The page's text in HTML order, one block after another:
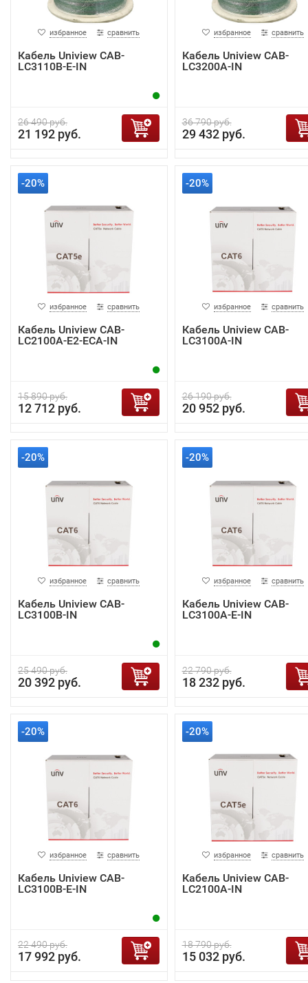
избранное сравнить
Кабель Uniview CAB-
LC3110B-E-IN
26 490 руб.
21 192 руб.
избранное сравнить
Кабель Uniview CAB-
LC3200A-IN
36 790 руб.
29 432 руб.
-20%
избранное сравнить
Кабель Uniview CAB-
LC2100A-E2-ECA-IN
15 890 руб.
12 712 руб.
-20%
избранное сравнить
Кабель Uniview CAB-
LC3100A-IN
26 190 руб.
20 952 руб.
-20%
избранное сравнить
Кабель Uniview CAB-
LC3100B-IN
25 490 руб.
20 392 руб.
-20%
избранное сравнить
Кабель Uniview CAB-
LC3100A-E-IN
22 790 руб.
18 232 руб.
-20%
избранное сравнить
Кабель Uniview CAB-
LC3100B-E-IN
22 490 руб.
17 992 руб.
-20%
избранное сравнить
Кабель Uniview CAB-
LC2100A-IN
18 790 руб.
15 032 руб.